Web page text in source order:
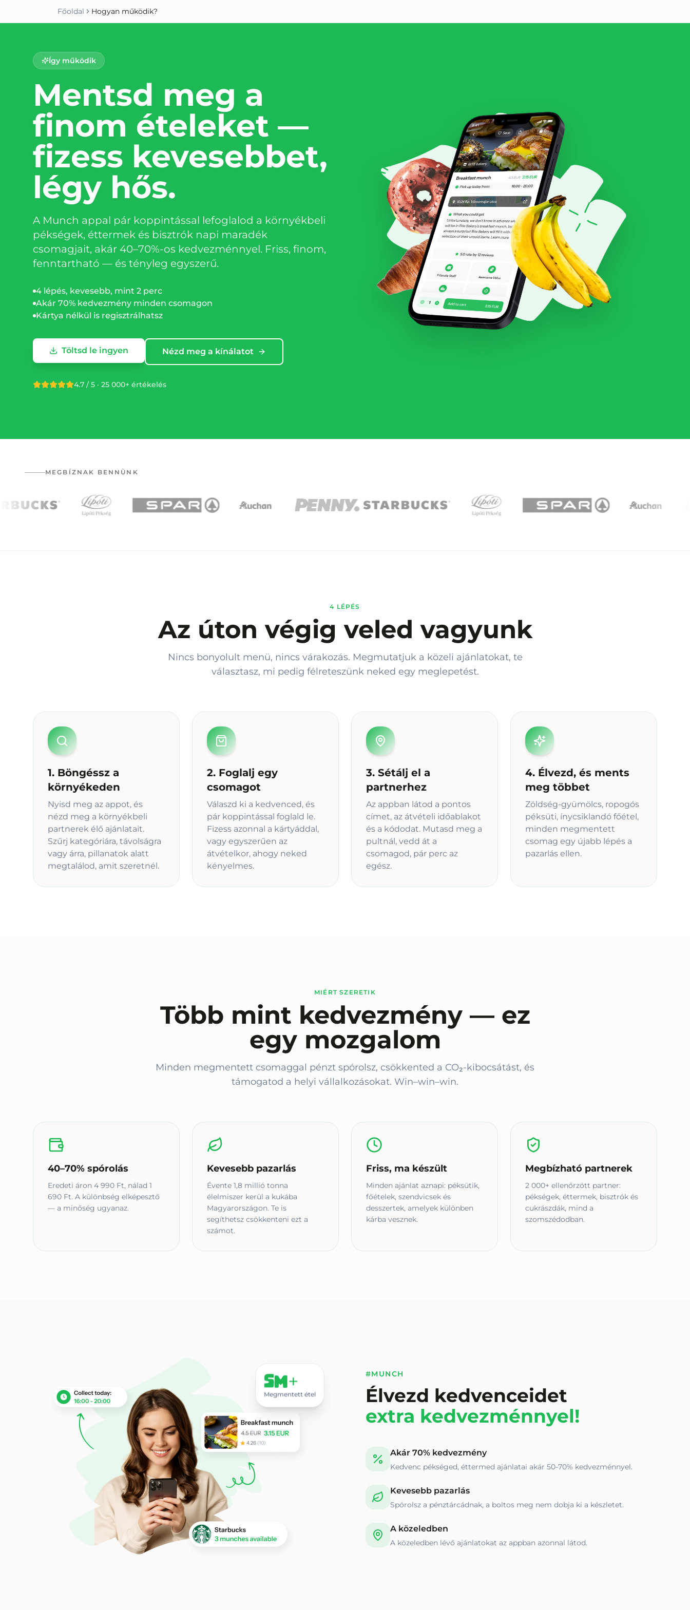
Főoldal Hogyan működik?
Így működik
Mentsd meg a
finom ételeket —
fizess kevesebbet,
légy hős.
A Munch appal pár koppintással lefoglalod a környékbeli
pékségek, éttermek és bisztrók napi maradék
csomagjait, akár 40–70%-os kedvezménnyel. Friss, finom,
fenntartható — és tényleg egyszerű.
4 lépés, kevesebb, mint 2 perc
Akár 70% kedvezmény minden csomagon
Kártya nélkül is regisztrálhatsz
Töltsd le ingyen Nézd meg a kínálatot
4.7 / 5 · 25 000+ értékelés
MEGBÍZNAK BENNÜNK
4 LÉPÉS
Az úton végig veled vagyunk
Nincs bonyolult menü, nincs várakozás. Megmutatjuk a közeli ajánlatokat, te
választasz, mi pedig félreteszünk neked egy meglepetést.
1. Böngéssz a
környékeden
Nyisd meg az appot, és
nézd meg a környékbeli
partnerek élő ajánlatait.
Szűrj kategóriára, távolságra
vagy árra, pillanatok alatt
megtalálod, amit szeretnél.
2. Foglalj egy
csomagot
Válaszd ki a kedvenced, és
pár koppintással foglald le.
Fizess azonnal a kártyáddal,
vagy egyszerűen az
átvételkor, ahogy neked
kényelmes.
3. Sétálj el a
partnerhez
Az appban látod a pontos
címet, az átvételi időablakot
és a kódodat. Mutasd meg a
pultnál, vedd át a
csomagod, pár perc az
egész.
4. Élvezd, és ments
meg többet
Zöldség-gyümölcs, ropogós
péksüti, ínycsiklandó főétel,
minden megmentett
csomag egy újabb lépés a
pazarlás ellen.
MIÉRT SZERETIK
Több mint kedvezmény — ez
egy mozgalom
Minden megmentett csomaggal pénzt spórolsz, csökkented a CO₂-kibocsátást, és
támogatod a helyi vállalkozásokat. Win–win–win.
40–70% spórolás
Eredeti áron 4 990 Ft, nálad 1
690 Ft. A különbség elképesztő
— a minőség ugyanaz.
Kevesebb pazarlás
Évente 1,8 millió tonna
élelmiszer kerül a kukába
Magyarországon. Te is
segíthetsz csökkenteni ezt a
számot.
Friss, ma készült
Minden ajánlat aznapi: péksütik,
főételek, szendvicsek és
desszertek, amelyek különben
kárba vesznek.
Megbízható partnerek
2 000+ ellenőrzött partner:
pékségek, éttermek, bisztrók és
cukrászdák, mind a
szomszédodban.
5M+
Megmentett étel
#MUNCH
Élvezd kedvenceidet
extra kedvezménnyel!
Akár 70% kedvezmény
Kedvenc pékséged, éttermed ajánlatai akár 50-70% kedvezménnyel.
Kevesebb pazarlás
Spórolsz a pénztárcádnak, a boltos meg nem dobja ki a készletet.
A közeledben
A közeledben lévő ajánlatokat az appban azonnal látod.